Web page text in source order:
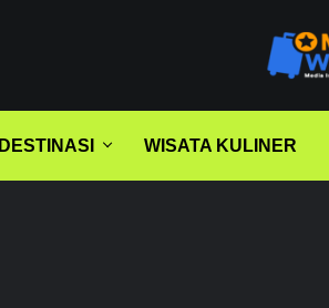
DESTINASI WISATA KULINER